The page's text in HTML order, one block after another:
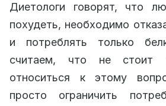
Диетологи говорят, что
похудеть, необходимо
и потреблять только
считаем, что не стоит
относиться к этому
просто ограничить